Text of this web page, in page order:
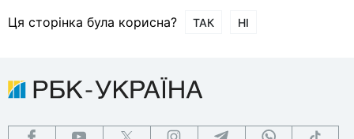
Ця сторінка була корисна? ТАК НІ